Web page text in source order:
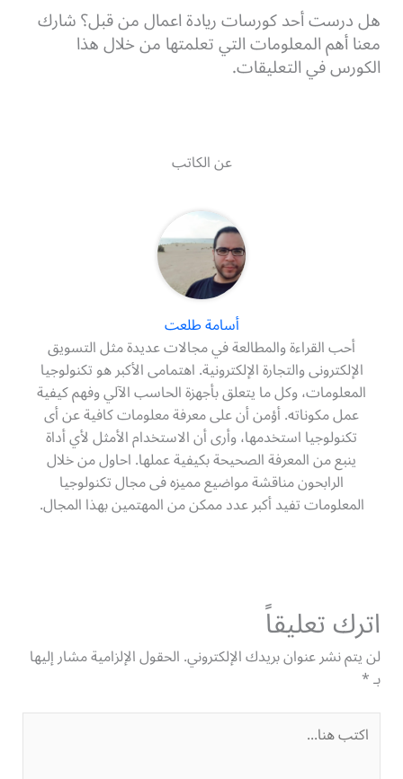
هل درست أحد كورسات ريادة اعمال من قبل؟ شارك
معنا أهم المعلومات التي تعلمتها من خلال هذا
الكورس في التعليقات.
عن الكاتب
أسامة طلعت
أحب القراءة والمطالعة في مجالات عديدة مثل التسويق
الإلكترونى والتجارة الإلكترونية. اهتمامى الأكبر هو تكنولوجيا
المعلومات، وكل ما يتعلق بأجهزة الحاسب الآلي وفهم كيفية
عمل مكوناته. أؤمن أن على معرفة معلومات كافية عن أى
تكنولوجيا استخدمها، وأرى أن الاستخدام الأمثل لأي أداة
ينبع من المعرفة الصحيحة بكيفية عملها. احاول من خلال
الرابحون مناقشة مواضيع مميزه فى مجال تكنولوجيا
المعلومات تفيد أكبر عدد ممكن من المهتمين بهذا المجال.
اترك تعليقاً
لن يتم نشر عنوان بريدك الإلكتروني.الحقول الإلزامية مشار إليها
بـ*
اكتب
هنا...